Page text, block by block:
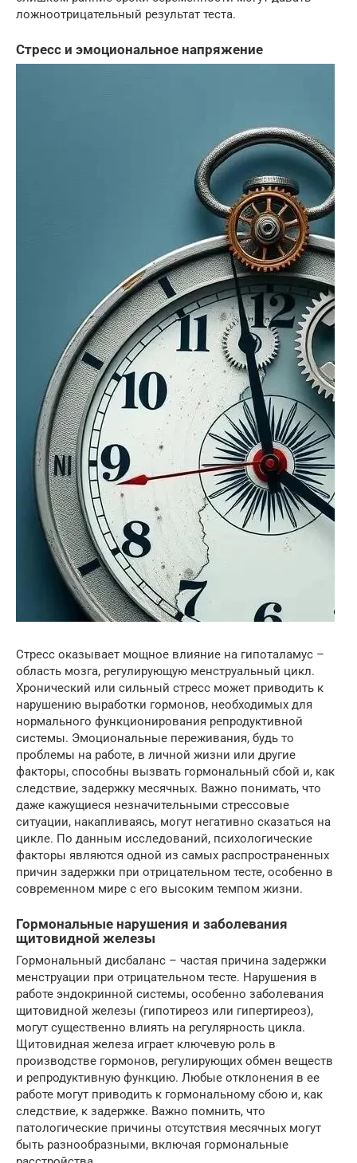
ложноотрицательный результат теста.
Стресс и эмоциональное напряжение
Стресс оказывает мощное влияние на гипоталамус –
область мозга, регулирующую менструальный цикл.
Хронический или сильный стресс может приводить к
нарушению выработки гормонов, необходимых для
нормального функционирования репродуктивной
системы. Эмоциональные переживания, будь то
проблемы на работе, в личной жизни или другие
факторы, способны вызвать гормональный сбой и, как
следствие, задержку месячных. Важно понимать, что
даже кажущиеся незначительными стрессовые
ситуации, накапливаясь, могут негативно сказаться на
цикле. По данным исследований, психологические
факторы являются одной из самых распространенных
причин задержки при отрицательном тесте, особенно в
современном мире с его высоким темпом жизни.
Гормональные нарушения и заболевания
щитовидной железы
Гормональный дисбаланс – частая причина задержки
менструации при отрицательном тесте. Нарушения в
работе эндокринной системы, особенно заболевания
щитовидной железы (гипотиреоз или гипертиреоз),
могут существенно влиять на регулярность цикла.
Щитовидная железа играет ключевую роль в
производстве гормонов, регулирующих обмен веществ
и репродуктивную функцию. Любые отклонения в ее
работе могут приводить к гормональному сбою и, как
следствие, к задержке. Важно помнить, что
патологические причины отсутствия месячных могут
быть разнообразными, включая гормональные